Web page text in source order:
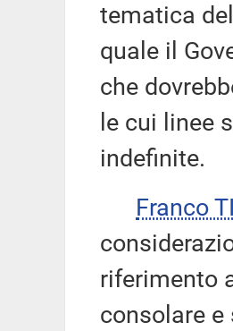
tematica
quale il
che
le cui linee
indefinite.
Franco
riferimento
consolare